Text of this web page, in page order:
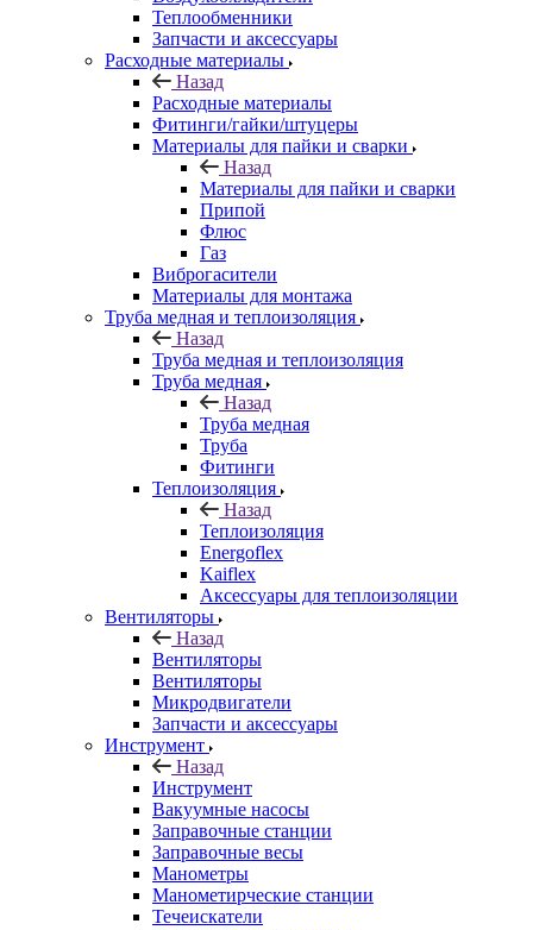
Теплообменники
Запчасти и аксессуары
Расходные материалы
Назад
Расходные материалы
Фитинги/гайки/штуцеры
Материалы для пайки и сварки
Назад
Материалы для пайки и сварки
Припой
Флюс
Газ
Виброгасители
Материалы для монтажа
Труба медная и теплоизоляция
Назад
Труба медная и теплоизоляция
Труба медная
Назад
Труба медная
Труба
Фитинги
Теплоизоляция
Назад
Теплоизоляция
Energoflex
Kaiflex
Аксессуары для теплоизоляции
Вентиляторы
Назад
Вентиляторы
Вентиляторы
Микродвигатели
Запчасти и аксессуары
Инструмент
Назад
Инструмент
Вакуумные насосы
Заправочные станции
Заправочные весы
Манометры
Манометирческие станции
Течеискатели